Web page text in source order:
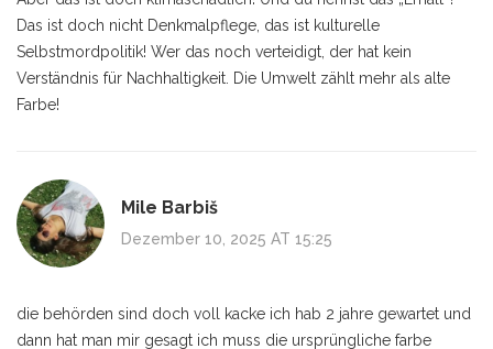
Das ist doch nicht Denkmalpflege, das ist kulturelle
Selbstmordpolitik! Wer das noch verteidigt, der hat kein
Verständnis für Nachhaltigkeit. Die Umwelt zählt mehr als alte
Farbe!
Mile Barbiš
Dezember 10, 2025 AT 15:25
die behörden sind doch voll kacke ich hab 2 jahre gewartet und
dann hat man mir gesagt ich muss die ursprüngliche farbe